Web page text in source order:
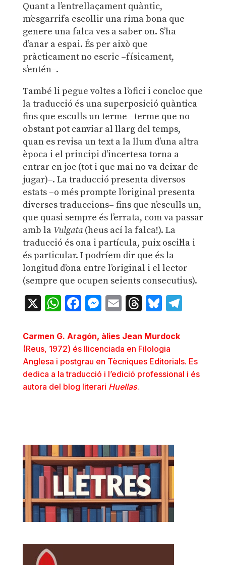
Quant a l’entrellaçament quàntic,
m’esgarrifa escollir una rima bona que
genere una falca ves a saber on. S’ha
d’anar a espai. És per això que
pràcticament no escric –físicament,
s’entén–.
També li pegue voltes a l’ofici i concloc que
la traducció és una superposició quàntica
fins que esculls un terme –terme que no
obstant pot canviar al llarg del temps,
quan es revisa un text a la llum d’una altra
època i el principi d’incertesa torna a
entrar en joc (tot i que mai no va deixar de
jugar)–. La traducció presenta diversos
estats –o més prompte l’original presenta
diverses traduccions– fins que n’esculls un,
que quasi sempre és l’errata, com va passar
amb la Vulgata(heus ací la falca!). La
traducció és ona i partícula, puix oscil·la i
és particular. I podríem dir que és la
longitud d’ona entre l’original i el lector
(sempre que ocupen seients consecutius).
X WhatsApp
Facebook
Messenger
EmailThreads
Bluesky
Carmen G. Aragón, àlies Jean Murdock
(Reus, 1972) és llicenciada en Filologia
Anglesa i postgrau en Tècniques Editorials. Es
dedica a la traducció i l’edició professional i és
autora del blog literari Huellas.